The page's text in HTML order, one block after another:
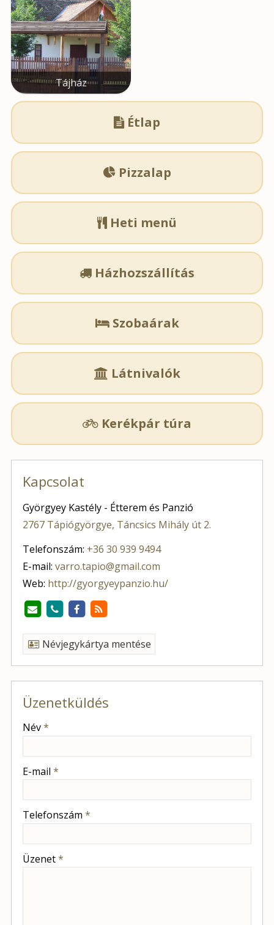
Tájház
 Étlap
Pizzalap
 Heti menü
 Házhozszállítás
Szobaárak
 Látnivalók
 Kerékpár túra
Kapcsolat
Györgyey Kastély - Étterem és Panzió
2767 Tápiógyörgye, Táncsics Mihály út 2.
Telefonszám: +36 30 939 9494
E-mail: varro.tapio@gmail.com
Web: http://gyorgyeypanzio.hu/
Névjegykártya mentése
Üzenetküldés
-
Név*
E-mail *
Telefonszám *
Üzenet*